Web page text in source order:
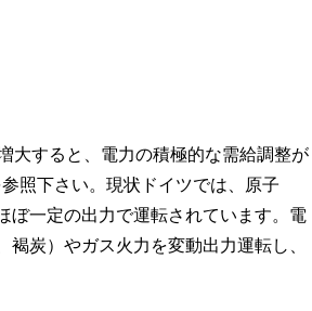
大すると、電力の積極的な需給調整が
照下さい。現状ドイツでは、原子
ぼ一定の出力で運転されています。電
炭）やガス火力を変動出力運転し、